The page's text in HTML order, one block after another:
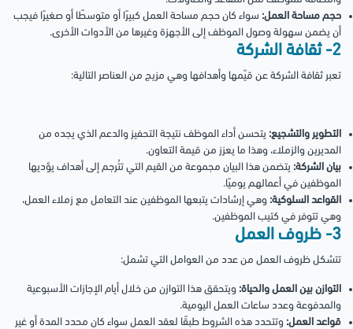
حجم مساحة العمل: سواء كان حجم مساحة العمل كبيرًا أو متوسطًا أو صغيرًا فيجب
أن يضمن سهولة وصول الموظف إلى الأجهزة وغيرها من الأدوات الأخرى.
2- ثقافة الشركة
تعبر ثقافة الشركة عن قيّمها وأهدافها وهي مزيج من العناصر التالية:
التطوير والتشجيع: يتحسن أداء الموظف نتيجة التحفيز والدعم الذي يجده من
المديرين والزملاء، وهذا ما يعزز من قيمة التعاون.
بيان الشركة: يتضمن هذا البيان مجموعة من القيم التي تتُرجم إلى أهداف يؤديها
الموظفين في أعمالهم يوميًا.
القواعد السلوكية: وهي إرشادات يتبعها الموظفين عند التعامل مع زملاء العمل،
وهي تتوفر في كتيب الموظفين.
3- ظروف العمل
تتشكل ظروف العمل من عدد من العوامل التي تشمل:
التوازن بين العمل والحياة: ويتحقق هذا التوازن من خلال أيام الإجازات الأسبوعية
والمدفوعة وعدد ساعات العمل اليومية.
قواعد العمل: وتتحدد هذه الشروط طبقًا لعقد العمل سواء كان محدد المدة أو غير